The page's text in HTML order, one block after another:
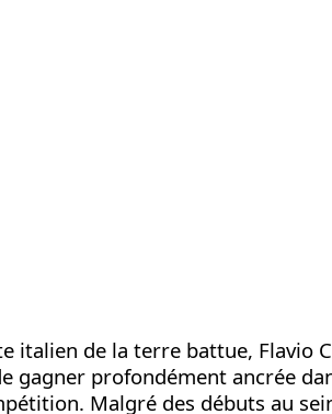
italien de la terre battue, Flavio
gagner profondément ancrée
Malgré des débuts au